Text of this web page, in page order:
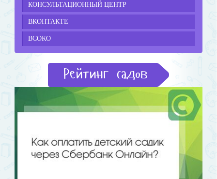
КОНСУЛЬТАЦИОННЫЙ ЦЕНТР
ВКОНТАКТЕ
ВСОКО
Рейтинг садов